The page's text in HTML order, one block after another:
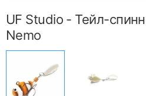
UF Studio - Тейл-
Nemo